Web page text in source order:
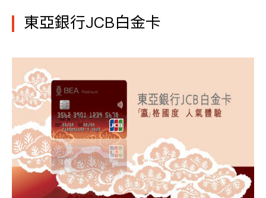
東亞銀行JCB白金卡